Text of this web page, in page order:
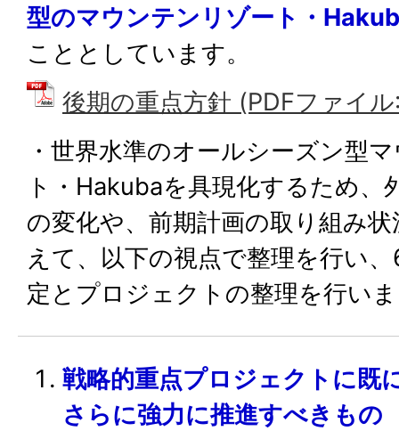
型のマウンテンリゾート・
こととしています。
後期の重点方針 (PDFファイ
・世界水準のオールシーズン型
ト・Hakubaを具現化するため、
の変化や、前期計画の取り組み
えて、以下の視点で整理を行い
定とプロジェクトの整理を行い
戦略的重点プロジェクトに既
さらに強力に推進すべきもの